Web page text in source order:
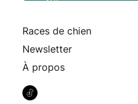
Races de chien
Newsletter
À propos